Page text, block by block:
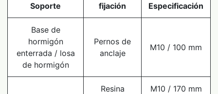
Soporte
fijación
Especificación
Base de
hormigón
enterrada / losa
de hormigón
Pernos de
anclaje
M10 / 100 mm
Resina
M10 / 170 mm